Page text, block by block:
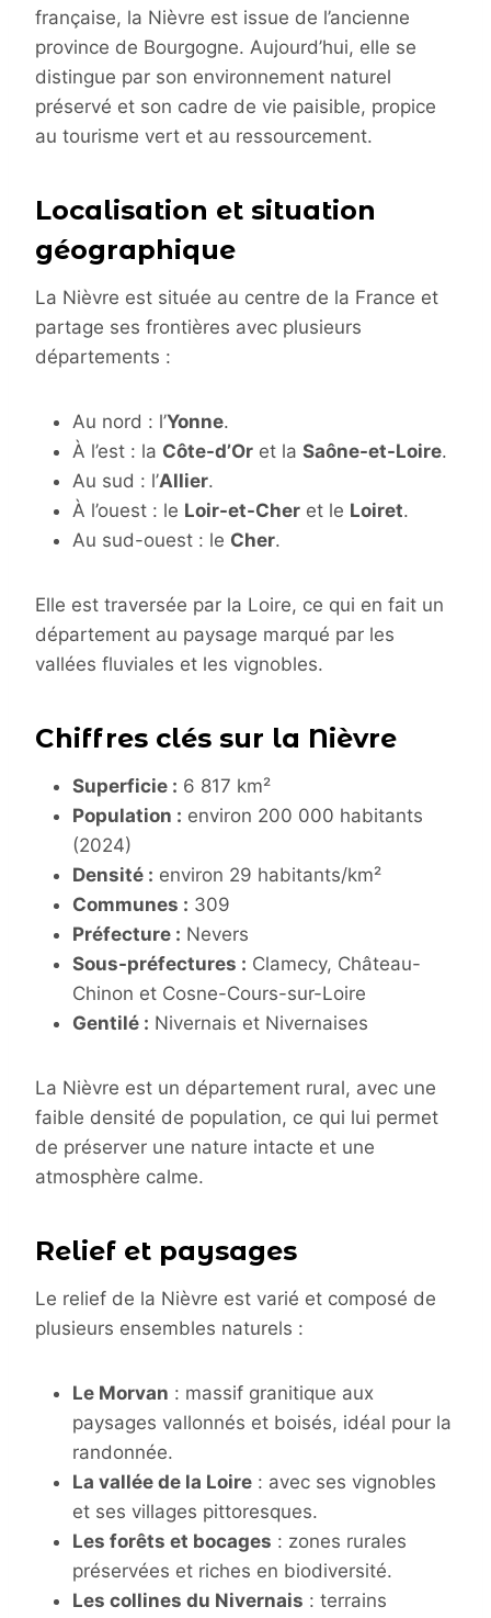
française, la Nièvre est issue de l’ancienne
province de Bourgogne. Aujourd’hui, elle se
distingue par son environnement naturel
préservé et son cadre de vie paisible, propice
au tourisme vert et au ressourcement.
Localisation et situation
géographique
La Nièvre est située au centre de la France et
partage ses frontières avec plusieurs
départements :
Au nord : l’Yonne.
À l’est : la Côte-d’Or et la Saône-et-Loire.
Au sud : l’Allier.
À l’ouest : le Loir-et-Cher et le Loiret.
Au sud-ouest : le Cher.
Elle est traversée par la Loire, ce qui en fait un
département au paysage marqué par les
vallées fluviales et les vignobles.
Chiffres clés sur la Nièvre
Superficie : 6 817 km²
Population : environ 200 000 habitants
(2024)
Densité : environ 29 habitants/km²
Communes : 309
Préfecture : Nevers
Sous-préfectures : Clamecy, Château-
Chinon et Cosne-Cours-sur-Loire
Gentilé : Nivernais et Nivernaises
La Nièvre est un département rural, avec une
faible densité de population, ce qui lui permet
de préserver une nature intacte et une
atmosphère calme.
Relief et paysages
Le relief de la Nièvre est varié et composé de
plusieurs ensembles naturels :
Le Morvan : massif granitique aux
paysages vallonnés et boisés, idéal pour la
randonnée.
La vallée de la Loire : avec ses vignobles
et ses villages pittoresques.
Les forêts et bocages : zones rurales
préservées et riches en biodiversité.
Les collines du Nivernais : terrains